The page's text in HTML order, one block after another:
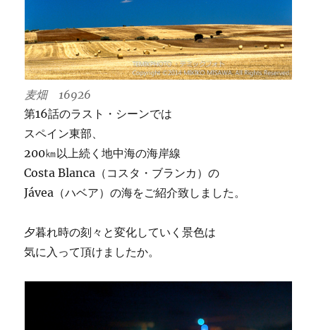
麦畑 16926
第16話のラスト・シーンでは
スペイン東部、
200㎞以上続く地中海の海岸線
Costa Blanca（コスタ・ブランカ）の
Jávea（ハベア）の海をご紹介致しました。
夕暮れ時の刻々と変化していく景色は
気に入って頂けましたか。